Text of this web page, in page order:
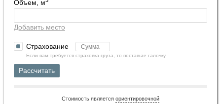
Объем, м
Добавить место
Страхование
Если вам требуется страховка груза, то поставьте галочку.
Рассчитать
Стоимость является ориентировочной